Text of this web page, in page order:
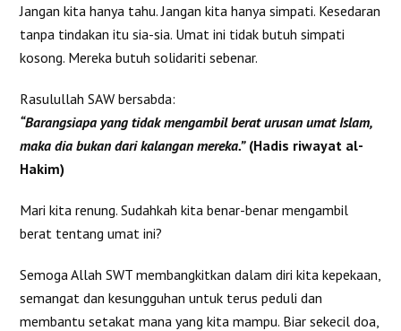
Jangan kita hanya tahu. Jangan kita hanya simpati. Kesedaran
tanpa tindakan itu sia-sia. Umat ini tidak butuh simpati
kosong. Mereka butuh solidariti sebenar.
Rasulullah SAW bersabda:
“Barangsiapa yang tidak mengambil berat urusan umat Islam,
maka dia bukan dari kalangan mereka.”(Hadis riwayat al-
Hakim)
Mari kita renung. Sudahkah kita benar-benar mengambil
berat tentang umat ini?
Semoga Allah SWT membangkitkan dalam diri kita kepekaan,
semangat dan kesungguhan untuk terus peduli dan
membantu setakat mana yang kita mampu. Biar sekecil doa,